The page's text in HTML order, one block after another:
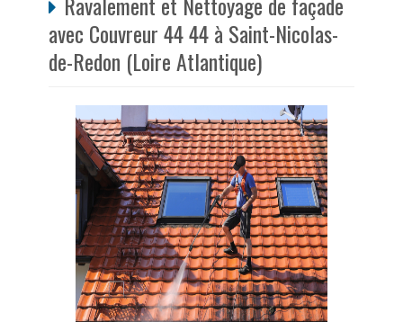
avec Couvreur 44 44 à Saint-Nicolas-
de-Redon (Loire Atlantique)